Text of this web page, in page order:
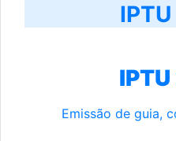
Emissão de guia,